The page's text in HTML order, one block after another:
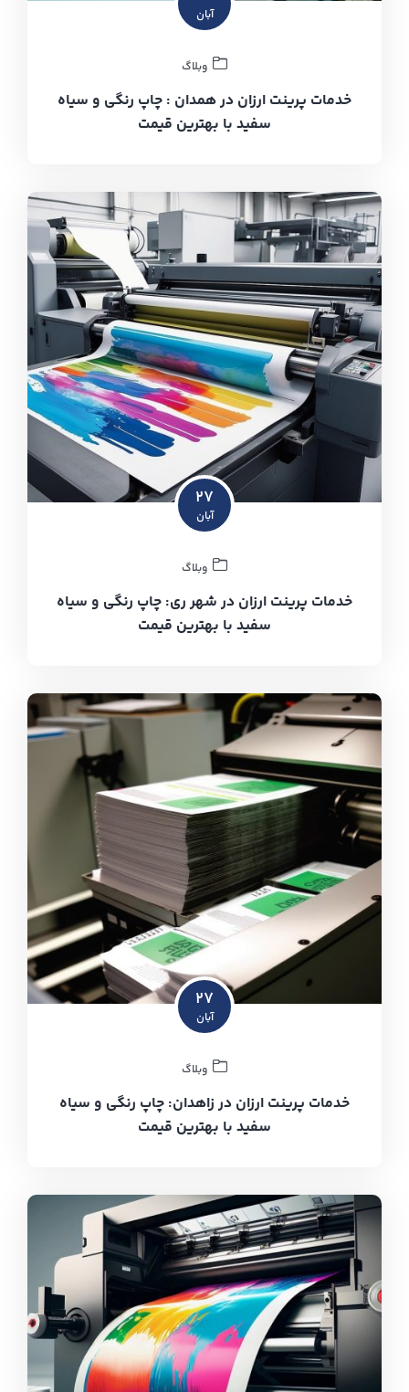
آبان
وبلاگ
خدمات پرینت ارزان در همدان : چاپ رنگی و سیاه
سفید با بهترین قیمت
۲۷
آبان
وبلاگ
خدمات پرینت ارزان در شهر ری: چاپ رنگی و سیاه
سفید با بهترین قیمت
۲۷
آبان
وبلاگ
خدمات پرینت ارزان در زاهدان: چاپ رنگی و سیاه
سفید با بهترین قیمت